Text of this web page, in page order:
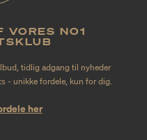
VORES NO1
tidlig adgang til nyheder
- unikke fordele, kun for dig.
her